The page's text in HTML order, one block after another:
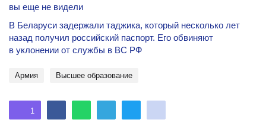
вы еще не видели
В Беларуси задержали таджика, который несколько лет
назад получил российский паспорт. Его обвиняют
в уклонении от службы в ВС РФ
Армия Высшее образование
1